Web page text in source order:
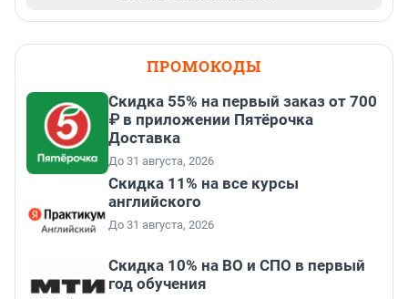
ПРОМОКОДЫ
Скидка 55% на первый заказ от 700
₽ в приложении Пятёрочка
Доставка
До 31 августа, 2026
Скидка 11% на все курсы
английского
До 31 августа, 2026
Скидка 10% на ВО и СПО в первый
год обучения